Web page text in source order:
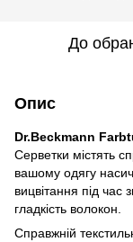
До
Опис
Dr.Beckmann
Серветки містять
вашому одягу
вицвітання під час
гладкість волокон.
Справжній